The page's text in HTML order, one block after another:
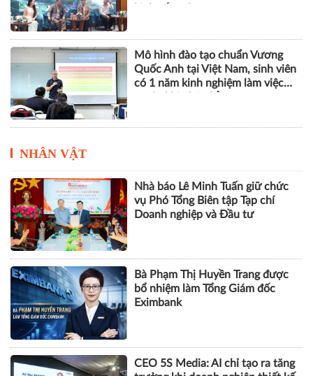
Hà Nội - Bắc Ninh - Hưng Yên
tăng cường liên kết vùng, thúc
đẩy nông nghiệp thông minh và
trước khi nhận bằng
NHÂN VẬT
Nhà báo Lê Minh Tuấn giữ chức
vụ Phó Tổng Biên tập Tạp chí
Doanh nghiệp và Đầu tư
Bà Phạm Thị Huyền Trang được